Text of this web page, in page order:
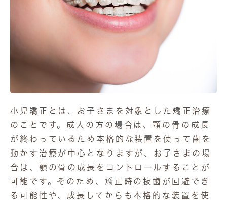
小児矯正とは、お子さまを対象とした矯正治療
のことです。成人の方の場合は、顎の骨の成長
が終わっているため本格的な装置を使って歯を
動かす治療が中心となりますが、お子さまの場
合は、顎の骨の成長をコントロールすることが
可能です。そのため、矯正時の抜歯が回避でき
る可能性や、成長してからも本格的な装置を使